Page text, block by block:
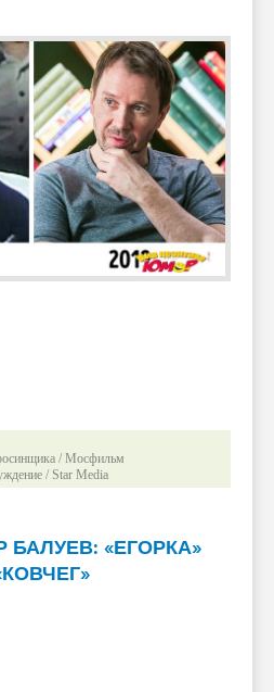
/ Мосфильм
/ Star Media
БАЛУЕВ: «ЕГОРКА»